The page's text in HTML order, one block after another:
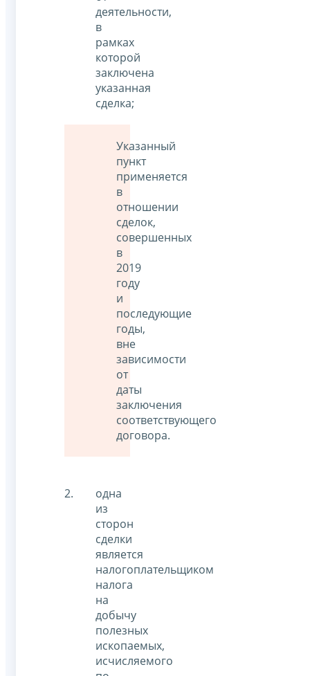
деятельности,
в
рамках
которой
заключена
указанная
сделка;
Указанный
пункт
применяется
в
отношении
сделок,
совершенных
в
2019
году
и
последующие
годы,
вне
зависимости
от
даты
заключения
соответствующего
договора.
одна
из
сторон
сделки
является
налогоплательщиком
налога
на
добычу
полезных
ископаемых,
исчисляемого